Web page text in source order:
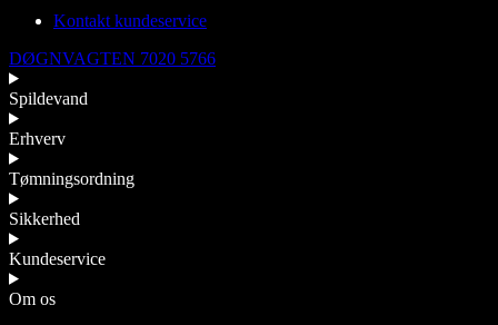
Kontakt kundeservice
DØGNVAGTEN 7020 5766
Spildevand
Erhverv
Tømningsordning
Sikkerhed
Kundeservice
Om os